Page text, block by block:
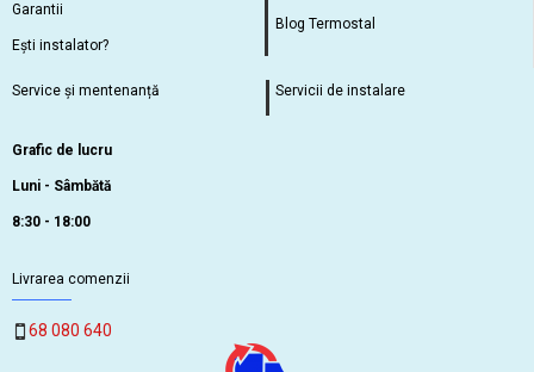
Garantii
Ești instalator?
Blog Termostal
Service și mentenanță Servicii de instalare
Grafic de lucru
Luni - Sâmbătă
8:30 - 18:00
Livrarea comenzii
68 080 640